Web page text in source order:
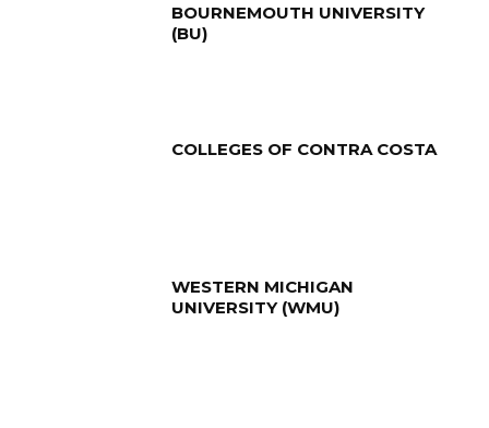
BOURNEMOUTH UNIVERSITY
(BU)
COLLEGES OF CONTRA COSTA
WESTERN MICHIGAN
UNIVERSITY (WMU)